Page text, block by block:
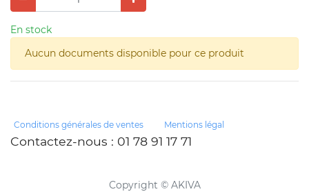
En stock
Aucun documents disponible pour ce produit
Conditions générales de ventes Mentions légal
Contactez-nous : 01 78 91 17 71
Copyright © AKIVA